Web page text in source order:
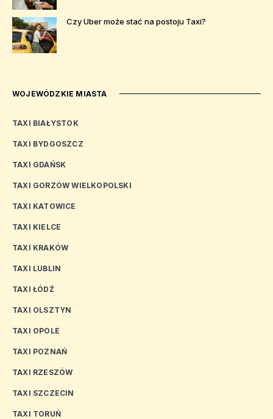
Czy Uber może stać na postoju Taxi?
WOJEWÓDZKIE MIASTA
TAXI BIAŁYSTOK
TAXI BYDGOSZCZ
TAXI GDAŃSK
TAXI GORZÓW WIELKOPOLSKI
TAXI KATOWICE
TAXI KIELCE
TAXI KRAKÓW
TAXI LUBLIN
TAXI ŁÓDŹ
TAXI OLSZTYN
TAXI OPOLE
TAXI POZNAŃ
TAXI RZESZÓW
TAXI SZCZECIN
TAXI TORUŃ